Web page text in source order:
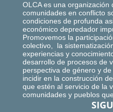
OLCA es una organización
comunidades en conflicto
condiciones de profunda
económico depredador
Promovemos la
colectivo, la
experiencias y
desarrollo de procesos de
perspectiva de género y
incidir en la construcción
que estén al servicio de la
comunidades y pueblos